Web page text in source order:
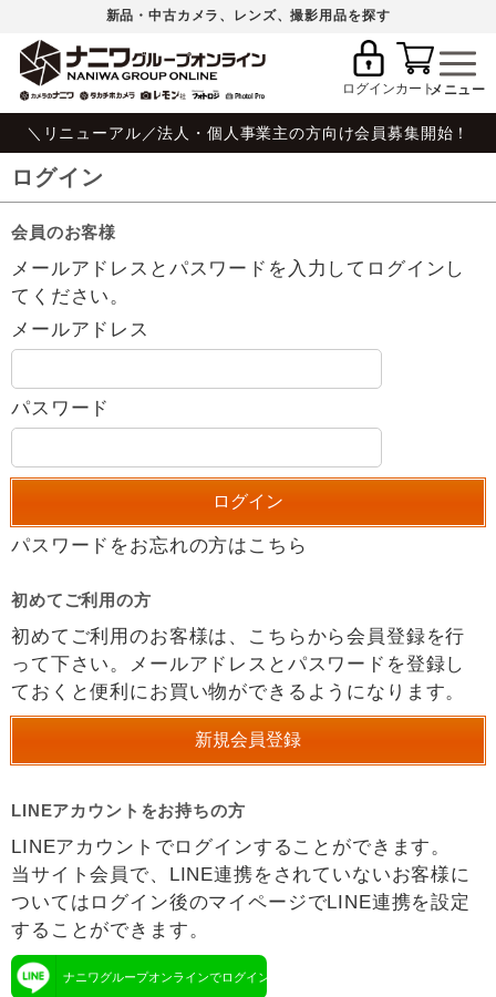
新品・中古カメラ、レンズ、撮影用品を探す
ログインカート
＼リニューアル／法人・個人事業主の方向け会員募集開始！
ログイン
会員のお客様
メールアドレスとパスワードを入力してログインし
てください。
メールアドレス
パスワード
パスワードをお忘れの方はこちら
初めてご利用の方
初めてご利用のお客様は、こちらから会員登録を行
って下さい。メールアドレスとパスワードを登録し
ておくと便利にお買い物ができるようになります。
LINEアカウントをお持ちの方
LINEアカウントでログインすることができます。
当サイト会員で、LINE連携をされていないお客様に
ついてはログイン後のマイページでLINE連携を設定
することができます。
ナニワグループオンラインでログイン